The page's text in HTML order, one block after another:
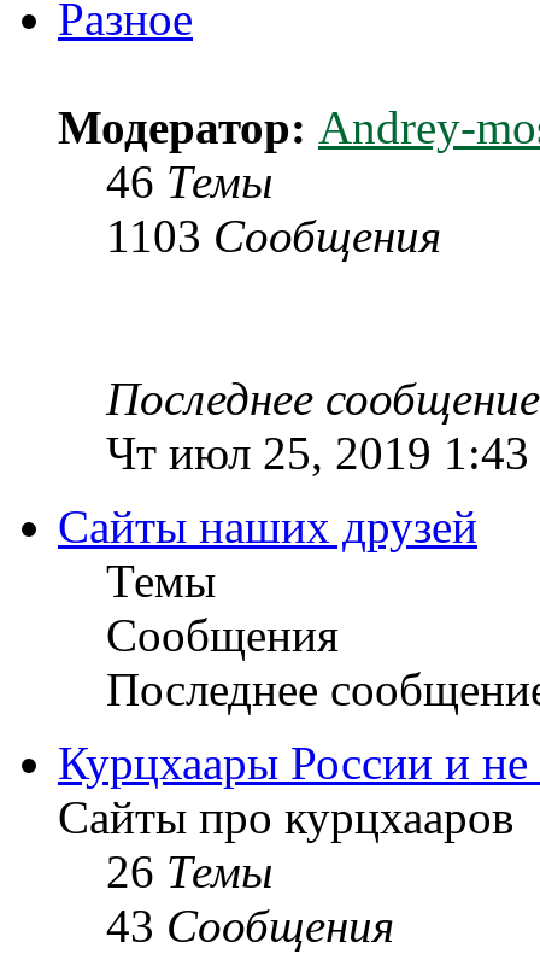
Разное
Модератор: Andrey-
46 Темы
1103 Сообщения
Последнее сообщение
Чт июл 25, 2019 1:43
Сайты наших друзей
Темы
Сообщения
Последнее
Курцхаары России и не
Сайты про курцхааров
26 Темы
43 Сообщения